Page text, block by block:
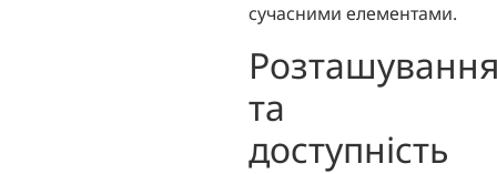
сучасними елементами.
та
доступність